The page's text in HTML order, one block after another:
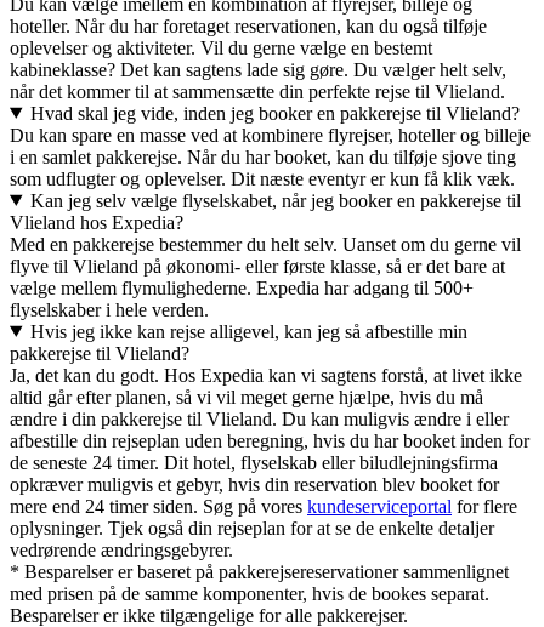
hoteller. Når du har foretaget reservationen, kan du også tilføje
oplevelser og aktiviteter. Vil du gerne vælge en bestemt
kabineklasse? Det kan sagtens lade sig gøre. Du vælger helt selv,
når det kommer til at sammensætte din perfekte rejse til Vlieland.
Hvad skal jeg vide, inden jeg booker en pakkerejse til Vlieland?
Du kan spare en masse ved at kombinere flyrejser, hoteller og billeje
i en samlet pakkerejse. Når du har booket, kan du tilføje sjove ting
som udflugter og oplevelser. Dit næste eventyr er kun få klik væk.
Kan jeg selv vælge flyselskabet, når jeg booker en pakkerejse til
Vlieland hos Expedia?
Med en pakkerejse bestemmer du helt selv. Uanset om du gerne vil
flyve til Vlieland på økonomi- eller første klasse, så er det bare at
vælge mellem flymulighederne. Expedia har adgang til 500+
flyselskaber i hele verden.
Hvis jeg ikke kan rejse alligevel, kan jeg så afbestille min
pakkerejse til Vlieland?
Ja, det kan du godt. Hos Expedia kan vi sagtens forstå, at livet ikke
altid går efter planen, så vi vil meget gerne hjælpe, hvis du må
ændre i din pakkerejse til Vlieland. Du kan muligvis ændre i eller
afbestille din rejseplan uden beregning, hvis du har booket inden for
de seneste 24 timer. Dit hotel, flyselskab eller biludlejningsfirma
opkræver muligvis et gebyr, hvis din reservation blev booket for
mere end 24 timer siden. Søg på vores kundeserviceportal for flere
oplysninger. Tjek også din rejseplan for at se de enkelte detaljer
vedrørende ændringsgebyrer.
* Besparelser er baseret på pakkerejsereservationer sammenlignet
med prisen på de samme komponenter, hvis de bookes separat.
Besparelser er ikke tilgængelige for alle pakkerejser.